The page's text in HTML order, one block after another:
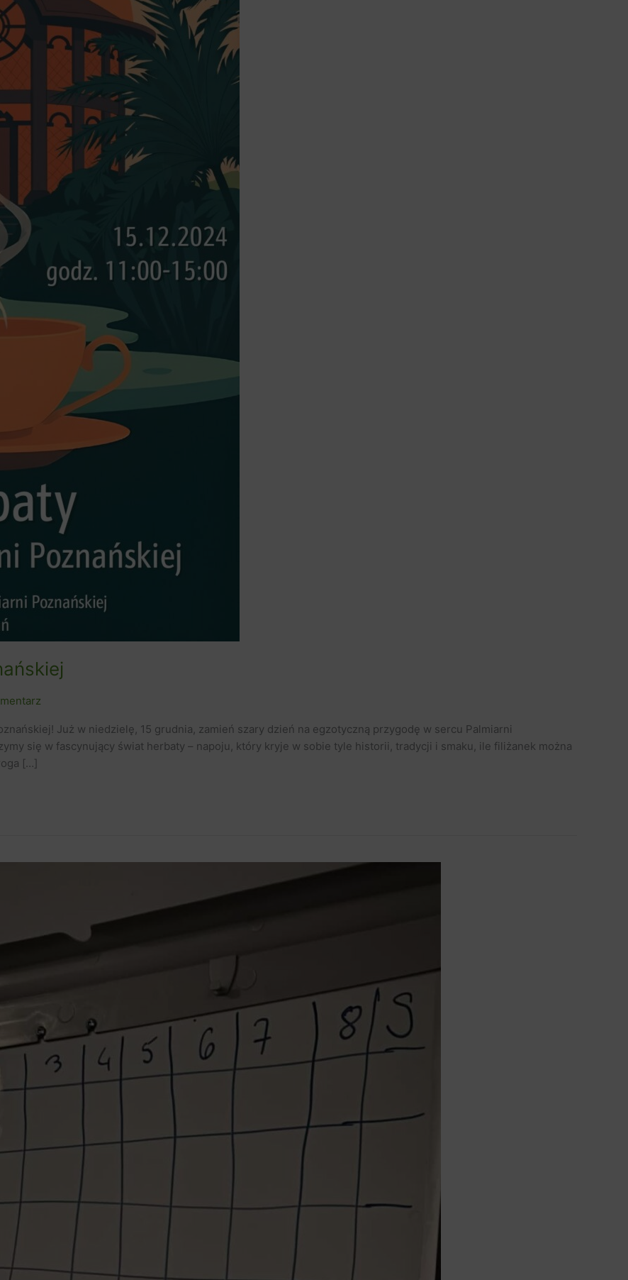
Już w niedzielę, 15 grudnia, zamień szary dzień na egzotyczną przygodę w sercu Palmiarni
się w fascynujący świat herbaty – napoju, który kryje w sobie tyle historii, tradycji i smaku, ile filiżanek można
[…]